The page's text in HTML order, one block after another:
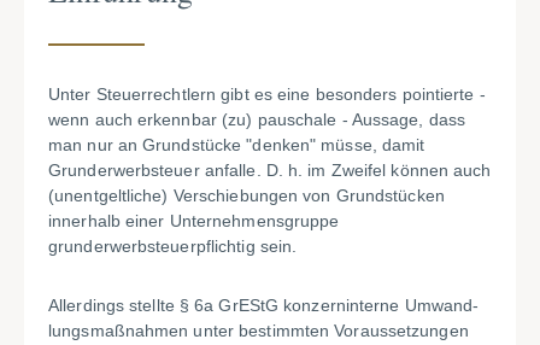
Unter Steuerrechtlern gibt es eine besonders pointierte -
wenn auch erkennbar (zu) pauschale - Aussage, dass
man nur an Grundstücke "denken" müsse, damit
Grunderwerbsteuer anfalle. D. h. im Zweifel können auch
(unentgeltliche) Verschiebungen von Grundstücken
innerhalb einer Unternehmensgruppe
grunderwerbsteuerpflichtig sein.
Allerdings stellte § 6a GrEStG konzerninterne Umwand­
lungsmaßnahmen unter bestimmten Voraussetzungen